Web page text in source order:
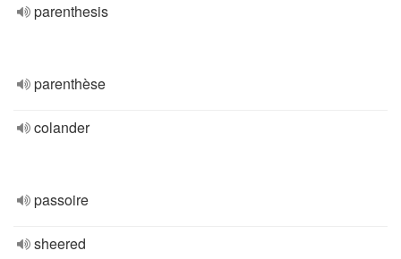
parenthesis
parenthèse
colander
passoire
sheered